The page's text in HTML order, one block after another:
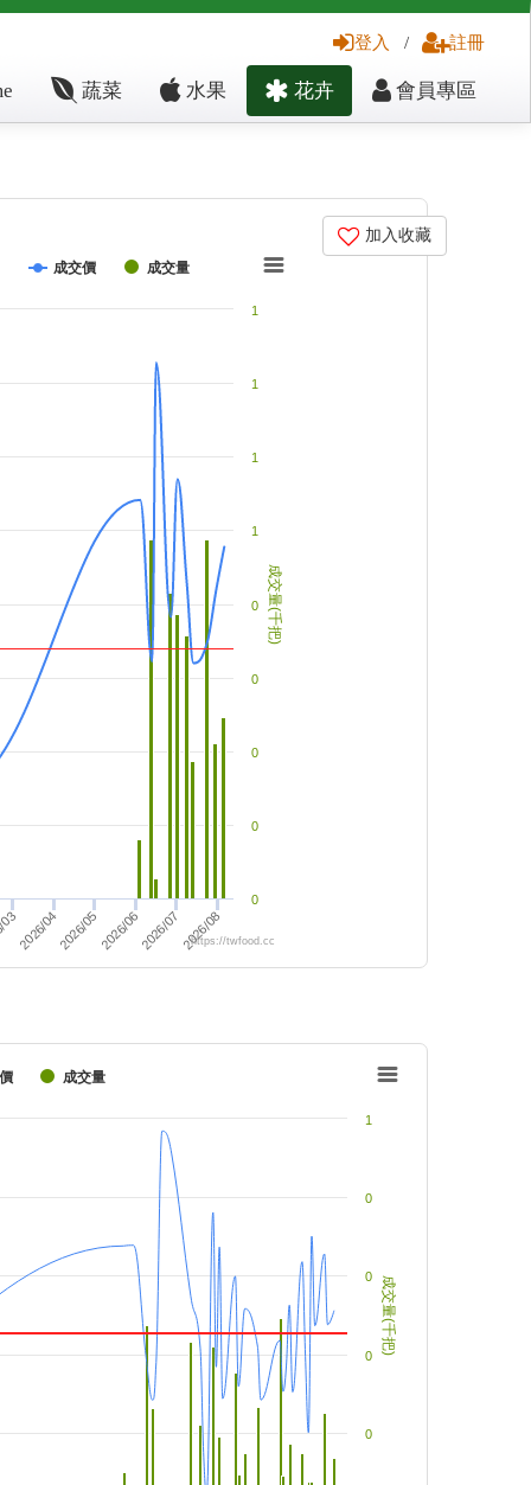
登入 / 註冊
蔬菜 水果 花卉 會員專區
加入收藏
成交量(千把)
成交價 成交量
2026/042026/052026/062026/072026/08
0
0
0
0
0
1
1
1
1
https://twfood.cc
成交量(千把)
成交量
0
0
0
0
1